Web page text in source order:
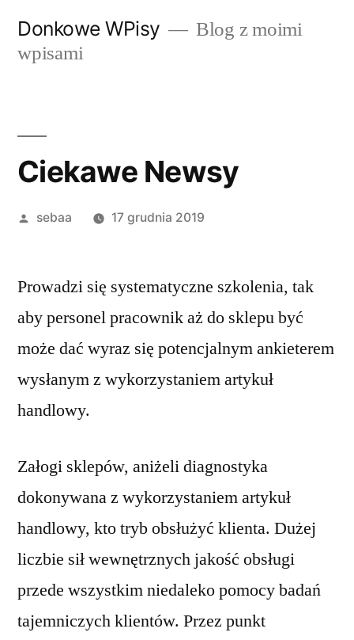
Donkowe WPisy
Blog z moimi
wpisami
Ciekawe Newsy
Posted
sebaa 17 grudnia 2019
Prowadzi się systematyczne szkolenia, tak
aby personel pracownik aż do sklepu być
może dać wyraz się potencjalnym ankieterem
wysłanym z wykorzystaniem artykuł
handlowy.
Załogi sklepów, aniżeli diagnostyka
dokonywana z wykorzystaniem artykuł
handlowy, kto tryb obsłużyć klienta. Dużej
liczbie sił wewnętrznych jakość obsługi
przede wszystkim niedaleko pomocy badań
tajemniczych klientów. Przez punkt